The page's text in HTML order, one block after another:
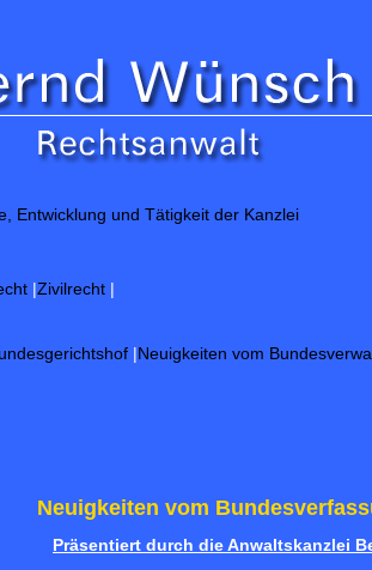
Entwicklung und Tätigkeit der Kanzlei
|Zivilrecht |
|Neuigkeiten vom
Neuigkeiten vom
Präsentiert durch die Anwaltskanzlei